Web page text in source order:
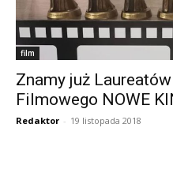
film
Znamy już
Filmowego NOWE
Redaktor - 19 listopada 2018